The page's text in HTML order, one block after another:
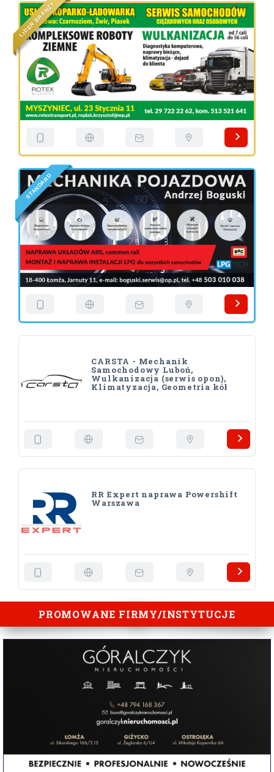
LI
DER
BRANŻ
Y
STANDAR
D
CARSTA - Mechanik
Samochodowy Luboń,
Wulkanizacja (serwis opon),
Klimatyzacja, Geometria kół
RR Expert naprawa Powershift
Warszawa
PROMOWANE FIRMY/INSTYTUCJE